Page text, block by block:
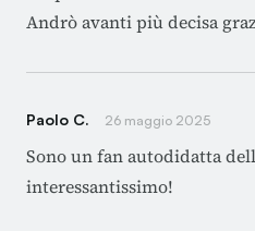
Andrò avanti più decisa
Paolo C. 26 maggio 2025
Sono un fan autodidatta
interessantissimo!